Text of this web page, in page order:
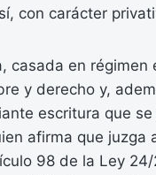
con carácter
casada en
y derecho y,
escritura que
afirma que juzga
98 de la Ley